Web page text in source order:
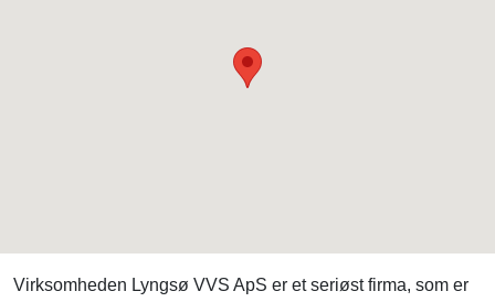
Virksomheden Lyngsø VVS ApS er et seriøst firma, som er